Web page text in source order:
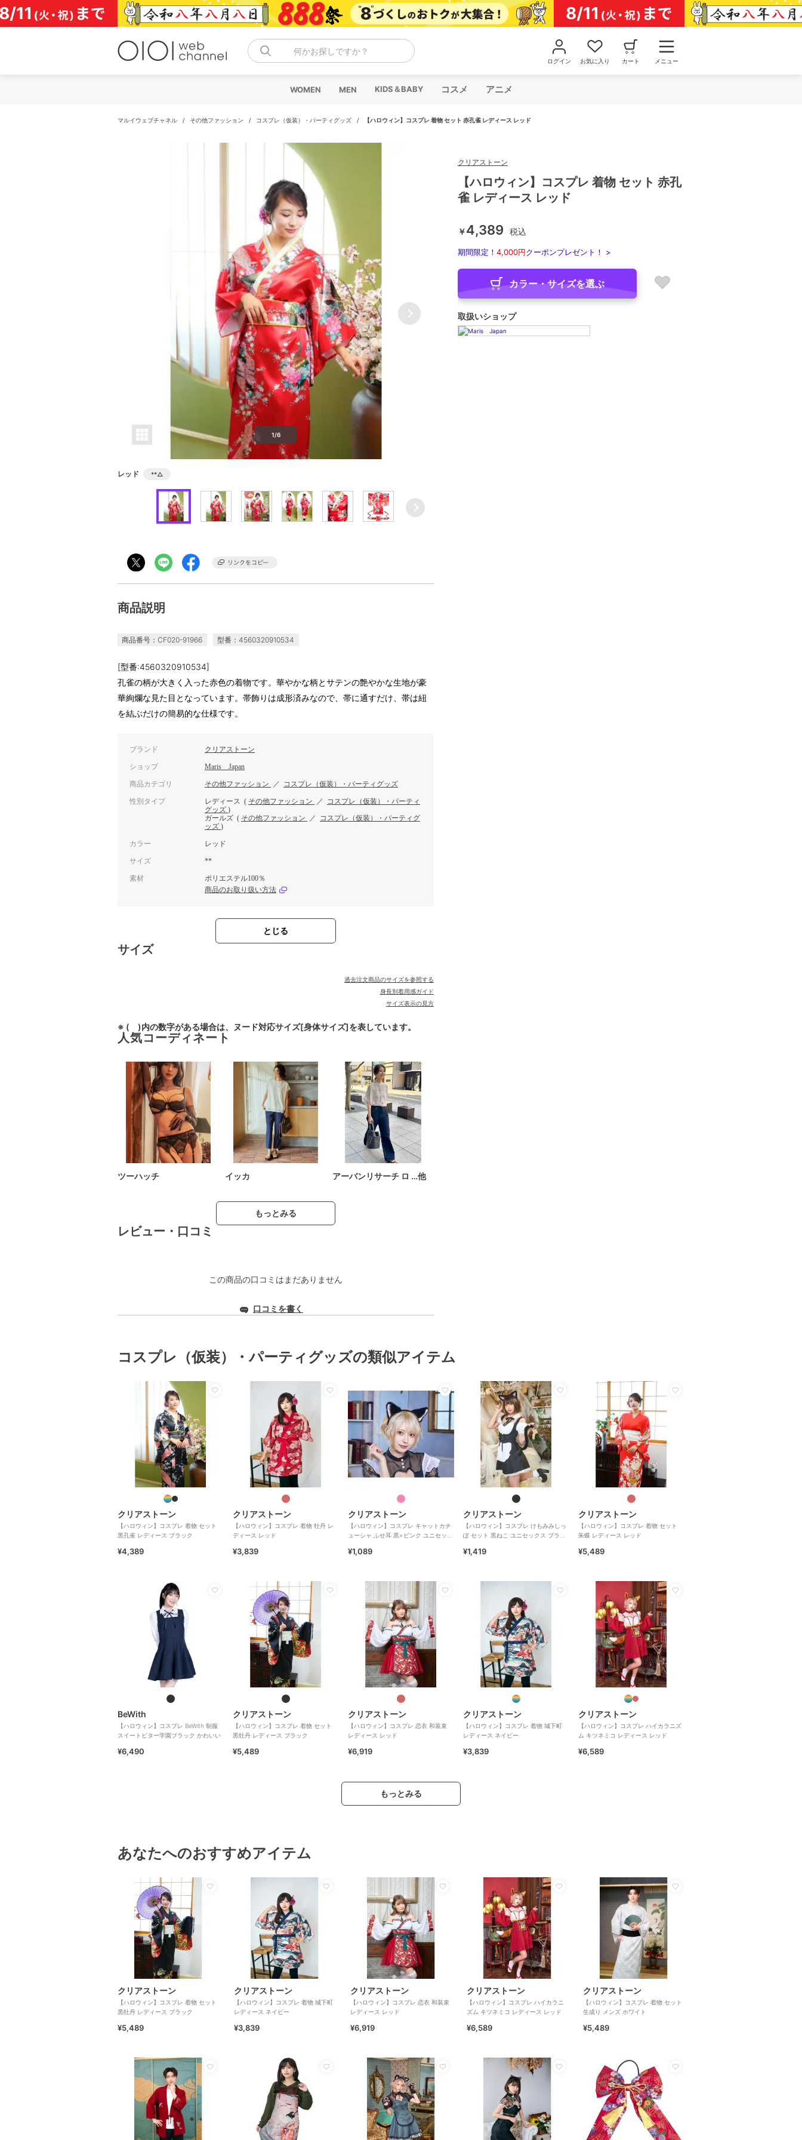
コ
ン
テ
何かお探しですか？
ログイン お気に入り カート メニュー
WOMEN MEN KIDS＆BABY コスメ アニメ
マルイウェブチャネル / その他ファッション / コスプレ（仮装）・パーティグッズ / 【ハロウィン】コスプレ 着物 セット 赤孔雀 レディース レッド
1/6
レッド **△
商品説明
商品番号：CF020-91966 型番：4560320910534
[型番:4560320910534]
孔雀の柄が大きく入った赤色の着物です。華やかな柄とサテンの艶やかな生地が豪
華絢爛な見た目となっています。帯飾りは成形済みなので、帯に通すだけ、帯は紐
を結ぶだけの簡易的な仕様です。
ブランド クリアストーン
ショップ Maris Japan
商品カテゴリ その他ファッション ／ コスプレ（仮装）・パーティグッズ
性別タイプ レディース ( その他ファッション ／ コスプレ（仮装）・パーティ
グッズ )
ガールズ ( その他ファッション ／ コスプレ（仮装）・パーティグ
ッズ )
カラー レッド
サイズ **
素材
ポリエステル100％
商品のお取り扱い方法
とじる
サイズ
過去注文商品のサイズを参照する
身長別着用感ガイド
サイズ表示の見方
※ ( )内の数字がある場合は、ヌード対応サイズ[身体サイズ]を表しています。
人気コーディネート
ツーハッチ イッカ アーバンリサーチ ロ …他
もっとみる
レビュー・口コミ
この商品の口コミはまだありません
口コミを書く
クリアストーン
【ハロウィン】コスプレ 着物 セット 赤孔
雀 レディース レッド
￥4,389 税込
期間限定！ 4,000円クーポンプレゼント！ >
カラー・サイズを選ぶ
取扱いショップ
コスプレ（仮装）・パーティグッズの類似アイテム
クリアストーン
【ハロウィン】コスプレ 着物 セット
黒孔雀 レディース ブラック
¥4,389
クリアストーン
【ハロウィン】コスプレ 着物 牡丹 レ
ディース レッド
¥3,839
クリアストーン
【ハロウィン】コスプレ キャットカチ
ューシャ ふせ耳 黒×ピンク ユニセック
¥1,089
クリアストーン
【ハロウィン】コスプレ けもみみしっ
ぽ セット 黒ねこ ユニセックス ブラッ
¥1,419
クリアストーン
【ハロウィン】コスプレ 着物 セット
朱蝶 レディース レッド
¥5,489
BeWith
【ハロウィン】コスプレ BeWith 制服
スイートビター学園ブラック かわいい
¥6,490
クリアストーン
【ハロウィン】コスプレ 着物 セット
黒牡丹 レディース ブラック
¥5,489
クリアストーン
【ハロウィン】コスプレ 恋衣 和装束
レディース レッド
¥6,919
クリアストーン
【ハロウィン】コスプレ 着物 城下町
レディース ネイビー
¥3,839
クリアストーン
【ハロウィン】コスプレ ハイカラニズ
ム キツネミコ レディース レッド
¥6,589
もっとみる
あなたへのおすすめアイテム
クリアストーン
【ハロウィン】コスプレ 着物 セット
黒牡丹 レディース ブラック
¥5,489
クリアストーン
【ハロウィン】コスプレ 着物 城下町
レディース ネイビー
¥3,839
クリアストーン
【ハロウィン】コスプレ 恋衣 和装束
レディース レッド
¥6,919
クリアストーン
【ハロウィン】コスプレ ハイカラニ
ズム キツネミコ レディース レッド
¥6,589
クリアストーン
【ハロウィン】コスプレ 着物 セット
生成り メンズ ホワイト
¥5,489